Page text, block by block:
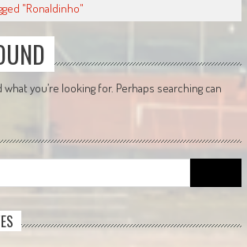
"Ronaldinho"
you’re looking for. Perhaps searching can
for: